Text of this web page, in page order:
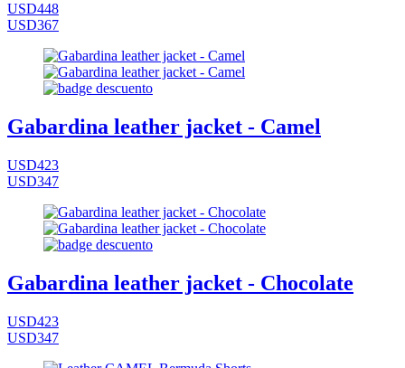
USD448
USD367
Gabardina leather jacket - Camel
USD423
USD347
Gabardina leather jacket - Chocolate
USD423
USD347